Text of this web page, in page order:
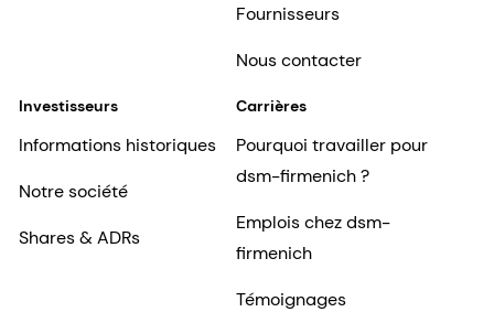
Fournisseurs
Nous contacter
Investisseurs
Informations historiques
Notre société
Shares & ADRs
Carrières
Pourquoi travailler pour
dsm-firmenich ?
Emplois chez dsm-
firmenich
Témoignages